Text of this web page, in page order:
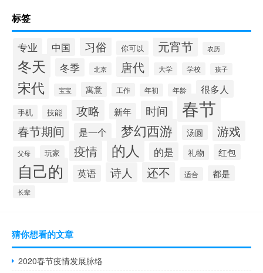
标签
专业 中国 习俗 你可以 元宵节 农历
冬天 冬季 北京 唐代 大学 学校 孩子
宋代 宝宝 寓意 工作 年初 年龄 很多人
手机 技能 攻略 新年 时间 春节
春节期间 是一个 梦幻西游 汤圆 游戏
父母 玩家 疫情 的人 的是 礼物 红包
自己的 英语 诗人 还不 适合 都是
长辈
猜你想看的文章
2020春节疫情发展脉络